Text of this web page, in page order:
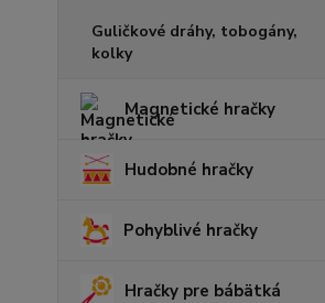
Guličkové dráhy, tobogány,
kolky
Magnetické hračky
Hudobné hračky
Pohyblivé hračky
Hračky pre bábätká